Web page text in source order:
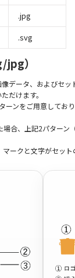
.jpg
.svg
）
データ、およびセッ
だけます。
ンをご用意しており
合、上記2パターン
ークと文字がセット